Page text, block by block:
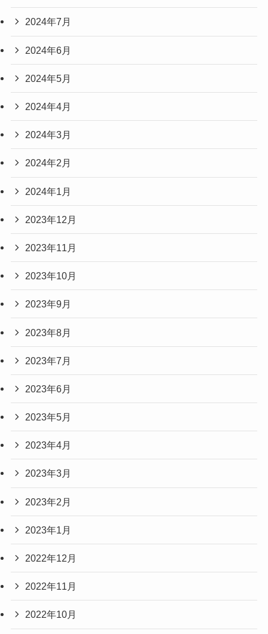
2024年7月
2024年6月
2024年5月
2024年4月
2024年3月
2024年2月
2024年1月
2023年12月
2023年11月
2023年10月
2023年9月
2023年8月
2023年7月
2023年6月
2023年5月
2023年4月
2023年3月
2023年2月
2023年1月
2022年12月
2022年11月
2022年10月